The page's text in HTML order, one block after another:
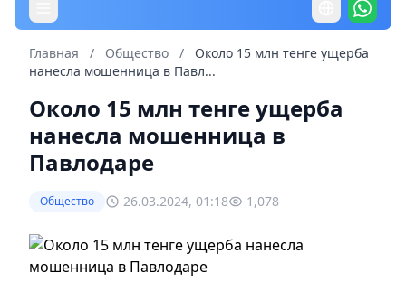
Главная / Общество /
Около 15 млн тенге ущерба
нанесла мошенница в Павл...
Около 15 млн тенге ущерба
нанесла мошенница в
Павлодаре
Общество 26.03.2024, 01:18 1,078